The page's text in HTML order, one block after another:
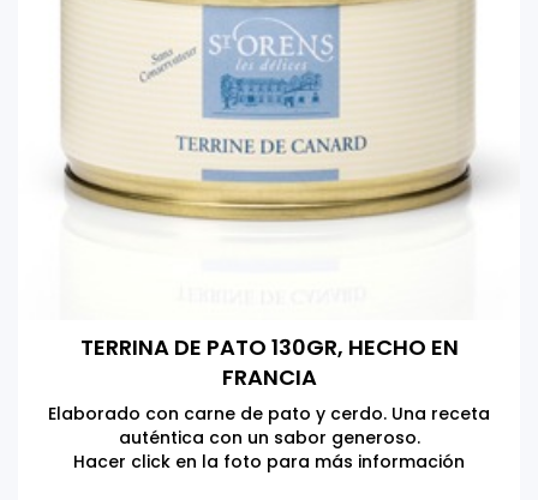
TERRINA DE PATO 130GR, HECHO EN
FRANCIA
Elaborado con carne de pato y cerdo. Una receta
auténtica con un sabor generoso.
Hacer click en la foto para más información